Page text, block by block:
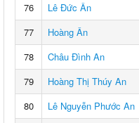
76
Lê Đức Ân
77
Hoàng Ân
78
Châu Đình An
79
Hoàng Thị Thúy An
80
Lê Nguyễn Phước An